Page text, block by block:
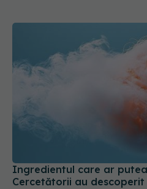
Ingredientul care ar putea
Cercetătorii au